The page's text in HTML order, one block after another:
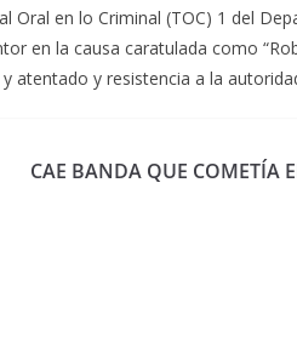
en lo Criminal (TOC) 1 del
en la causa caratulada como
atentado y resistencia a la
CAE BANDA QUE COMETÍA